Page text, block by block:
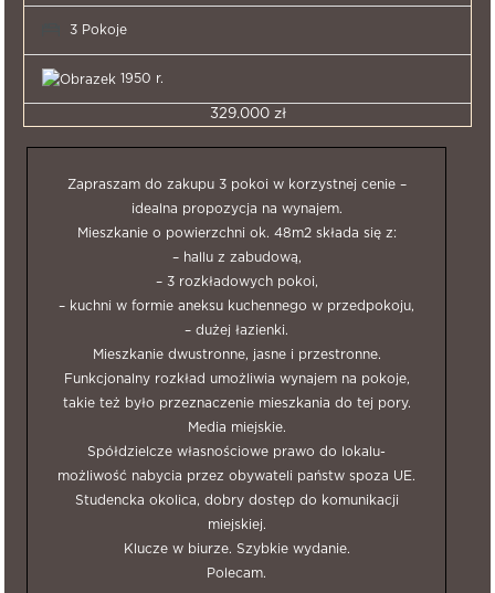
3 Pokoje
1950 r.
329.000 zł
Zapraszam do zakupu 3 pokoi w korzystnej cenie –
idealna propozycja na wynajem.
Mieszkanie o powierzchni ok. 48m2 składa się z:
– hallu z zabudową,
– 3 rozkładowych pokoi,
– kuchni w formie aneksu kuchennego w przedpokoju,
– dużej łazienki.
Mieszkanie dwustronne, jasne i przestronne.
Funkcjonalny rozkład umożliwia wynajem na pokoje,
takie też było przeznaczenie mieszkania do tej pory.
Media miejskie.
Spółdzielcze własnościowe prawo do lokalu-
możliwość nabycia przez obywateli państw spoza UE.
Studencka okolica, dobry dostęp do komunikacji
miejskiej.
Klucze w biurze. Szybkie wydanie.
Polecam.